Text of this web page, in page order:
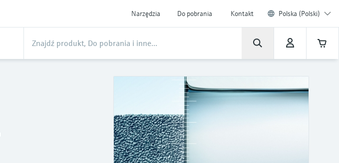
Narzędzia Do pobrania Kontakt Polska (Polski)